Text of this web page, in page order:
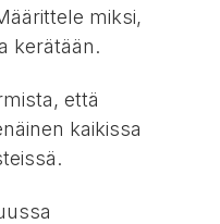
miksi,
kerätään.
että
kaikissa